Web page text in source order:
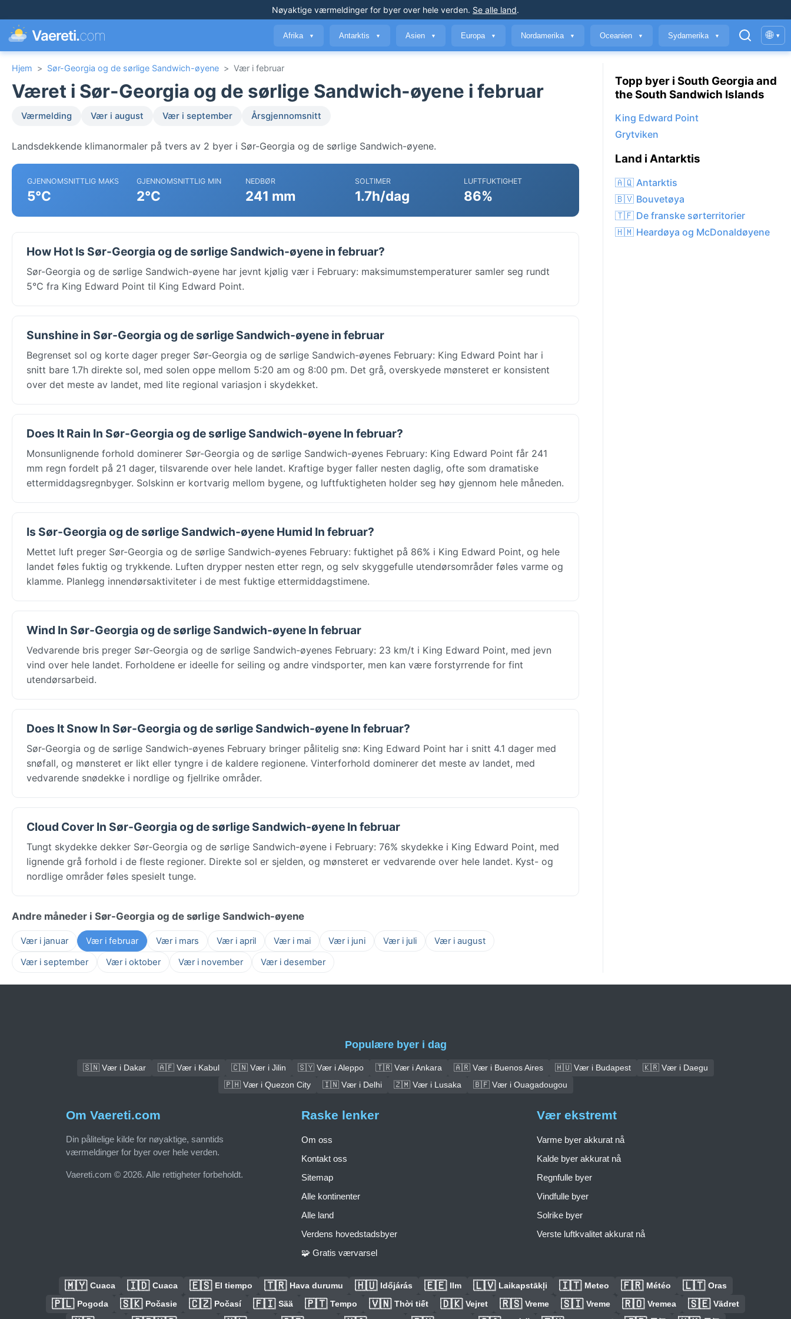
Nøyaktige værmeldinger for byer over hele verden. Se alle land.
Vaereti.com Afrika ▼ Antarktis ▼ Asien ▼ Europa ▼ Nordamerika ▼ Oceanien ▼ Sydamerika ▼ 🌐 ▾
Hjem > Sør-Georgia og de sørlige Sandwich-øyene > Vær i februar
Været i Sør-Georgia og de sørlige Sandwich-øyene i februar
Værmelding Vær i august Vær i september Årsgjennomsnitt
Landsdekkende klimanormaler på tvers av 2 byer i Sør-Georgia og de sørlige Sandwich-øyene.
GJENNOMSNITTLIG MAKS
5°C
GJENNOMSNITTLIG MIN
2°C
NEDBØR
241 mm
SOLTIMER
1.7h/dag
LUFTFUKTIGHET
86%
How Hot Is Sør-Georgia og de sørlige Sandwich-øyene in februar?
Sør-Georgia og de sørlige Sandwich-øyene har jevnt kjølig vær i February: maksimumstemperaturer samler seg rundt
5°C fra King Edward Point til King Edward Point.
Sunshine in Sør-Georgia og de sørlige Sandwich-øyene in februar
Begrenset sol og korte dager preger Sør-Georgia og de sørlige Sandwich-øyenes February: King Edward Point har i
snitt bare 1.7h direkte sol, med solen oppe mellom 5:20 am og 8:00 pm. Det grå, overskyede mønsteret er konsistent
over det meste av landet, med lite regional variasjon i skydekket.
Does It Rain In Sør-Georgia og de sørlige Sandwich-øyene In februar?
Monsunlignende forhold dominerer Sør-Georgia og de sørlige Sandwich-øyenes February: King Edward Point får 241
mm regn fordelt på 21 dager, tilsvarende over hele landet. Kraftige byger faller nesten daglig, ofte som dramatiske
ettermiddagsregnbyger. Solskinn er kortvarig mellom bygene, og luftfuktigheten holder seg høy gjennom hele måneden.
Is Sør-Georgia og de sørlige Sandwich-øyene Humid In februar?
Mettet luft preger Sør-Georgia og de sørlige Sandwich-øyenes February: fuktighet på 86% i King Edward Point, og hele
landet føles fuktig og trykkende. Luften drypper nesten etter regn, og selv skyggefulle utendørsområder føles varme og
klamme. Planlegg innendørsaktiviteter i de mest fuktige ettermiddagstimene.
Wind In Sør-Georgia og de sørlige Sandwich-øyene In februar
Vedvarende bris preger Sør-Georgia og de sørlige Sandwich-øyenes February: 23 km/t i King Edward Point, med jevn
vind over hele landet. Forholdene er ideelle for seiling og andre vindsporter, men kan være forstyrrende for fint
utendørsarbeid.
Does It Snow In Sør-Georgia og de sørlige Sandwich-øyene In februar?
Sør-Georgia og de sørlige Sandwich-øyenes February bringer pålitelig snø: King Edward Point har i snitt 4.1 dager med
snøfall, og mønsteret er likt eller tyngre i de kaldere regionene. Vinterforhold dominerer det meste av landet, med
vedvarende snødekke i nordlige og fjellrike områder.
Cloud Cover In Sør-Georgia og de sørlige Sandwich-øyene In februar
Tungt skydekke dekker Sør-Georgia og de sørlige Sandwich-øyene i February: 76% skydekke i King Edward Point, med
lignende grå forhold i de fleste regioner. Direkte sol er sjelden, og mønsteret er vedvarende over hele landet. Kyst- og
nordlige områder føles spesielt tunge.
Andre måneder i Sør-Georgia og de sørlige Sandwich-øyene
Vær i januar Vær i februar Vær i mars Vær i april Vær i mai Vær i juni Vær i juli
Vær i august
Vær i september
Vær i oktober Vær i november Vær i desember
Topp byer i South Georgia and
the South Sandwich Islands
King Edward Point
Grytviken
Land i Antarktis
🇦🇶 Antarktis
🇧🇻 Bouvetøya
🇹🇫 De franske sørterritorier
🇭🇲 Heardøya og McDonaldøyene
Populære byer i dag
🇸🇳 Vær i Dakar 🇦🇫 Vær i Kabul 🇨🇳 Vær i Jilin 🇸🇾 Vær i Aleppo 🇹🇷 Vær i Ankara 🇦🇷 Vær i Buenos Aires 🇭🇺 Vær i Budapest
🇰🇷 Vær i Daegu
🇵🇭 Vær i Quezon City
🇮🇳 Vær i Delhi 🇿🇲 Vær i Lusaka 🇧🇫 Vær i Ouagadougou
Om Vaereti.com
Din pålitelige kilde for nøyaktige, sanntids
værmeldinger for byer over hele verden.
Vaereti.com © 2026. Alle rettigheter forbeholdt.
Raske lenker
Om oss
Kontakt oss
Sitemap
Alle kontinenter
Alle land
Verdens hovedstadsbyer
🧩 Gratis værvarsel
Vær ekstremt
Varme byer akkurat nå
Kalde byer akkurat nå
Regnfulle byer
Vindfulle byer
Solrike byer
Verste luftkvalitet akkurat nå
🇲🇾 Cuaca 🇮🇩 Cuaca 🇪🇸 El tiempo 🇹🇷 Hava durumu 🇭🇺 Időjárás 🇪🇪 Ilm 🇱🇻 Laikapstākļi 🇮🇹 Meteo 🇫🇷 Météo 🇱🇹 Oras
🇵🇱 Pogoda 🇸🇰 Počasie 🇨🇿 Počasí 🇫🇮 Sää 🇵🇹 Tempo 🇻🇳 Thời tiết 🇩🇰 Vejret 🇷🇸 Vreme 🇸🇮 Vreme 🇷🇴 Vremea 🇸🇪 Vädret